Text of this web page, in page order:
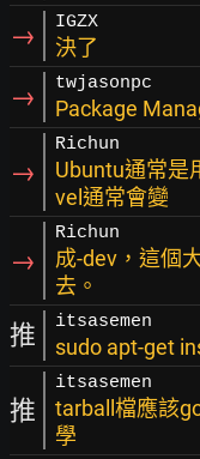
→ IGZX
決了
→ twjasonpc
Package
→
Richun
Ubuntu通常是
vel通常會變
→
Richun
成-dev，這個
去。
推 itsasemen
sudo apt-get
推
itsasemen
tarball檔應該
學